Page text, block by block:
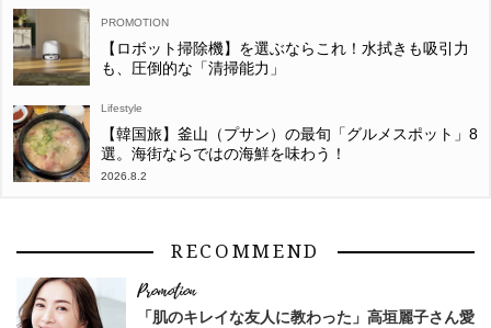
【ロボット掃除機】を選ぶならこれ！水拭きも吸引力
も、圧倒的な「清掃能力」
Lifestyle
【韓国旅】釜山（プサン）の最旬「グルメスポット」8
選。海街ならではの海鮮を味わう！
2026.8.2
RECOMMEND
「肌のキレイな友人に教わった」高垣麗子さん愛